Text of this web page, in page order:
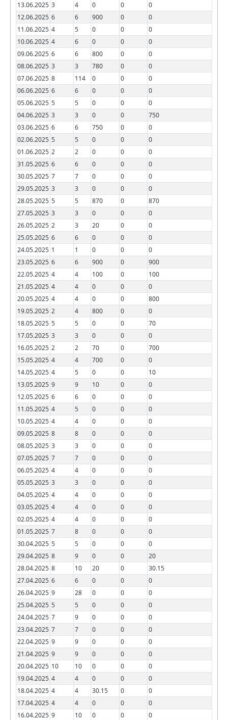
13.06.2025 3 4 0 0
0
12.06.2025 6 6 900 0
0
11.06.2025 4 5 0 0
0
10.06.2025 4 6 0 0
0
09.06.2025 6 6 800 0
0
08.06.2025 3 3 780 0
0
07.06.2025 8 114 0 0
0
06.06.2025 6 6 0 0
0
05.06.2025 5 5 0 0
0
04.06.2025 3 3 0 0
750
03.06.2025 6 6 750 0
0
02.06.2025 5 5 0 0
0
01.06.2025 2 2 0 0
0
31.05.2025 6 6 0 0
0
30.05.2025 7 7 0 0
0
29.05.2025 3 3 0 0
0
28.05.2025 5 5 870 0
870
27.05.2025 3 3 0 0
0
26.05.2025 2 3 20 0
0
25.05.2025 6 6 0 0
0
24.05.2025 1 1 0 0
0
23.05.2025 6 6 900 0
900
22.05.2025 4 4 100 0
100
21.05.2025 4 4 0 0
0
20.05.2025 4 4 0 0
800
19.05.2025 2 4 800 0
0
18.05.2025 5 5 0 0
70
17.05.2025 3 3 0 0
0
16.05.2025 2 2 70 0
700
15.05.2025 4 4 700 0
0
14.05.2025 4 5 0 0
10
13.05.2025 9 9 10 0
0
12.05.2025 6 6 0 0
0
11.05.2025 4 5 0 0
0
10.05.2025 4 4 0 0
0
09.05.2025 8 8 0 0
0
08.05.2025 3 3 0 0
0
07.05.2025 7 7 0 0
0
06.05.2025 4 4 0 0
0
05.05.2025 3 3 0 0
0
04.05.2025 4 4 0 0
0
03.05.2025 4 4 0 0
0
02.05.2025 4 4 0 0
0
01.05.2025 7 8 0 0
0
30.04.2025 5 5 0 0
0
29.04.2025 8 9 0 0
20
28.04.2025 8 10 20 0
30.15
27.04.2025 6 6 0 0
0
26.04.2025 9 28 0 0
0
25.04.2025 5 5 0 0
0
24.04.2025 7 9 0 0
0
23.04.2025 7 7 0 0
0
22.04.2025 9 9 0 0
0
21.04.2025 9 9 0 0
0
20.04.2025 10 10 0 0
0
19.04.2025 4 4 0 0
0
18.04.2025 4 4 30.15 0
0
17.04.2025 4 4 0 0
0
16.04.2025 9 10 0 0
0